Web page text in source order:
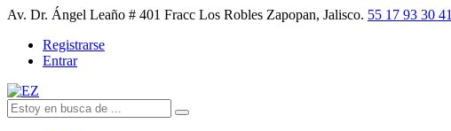
Av. Dr. Ángel Leaño # 401 Fracc Los Robles Zapopan, Jalisco. 55 17 93 30 41
Registrarse
Entrar